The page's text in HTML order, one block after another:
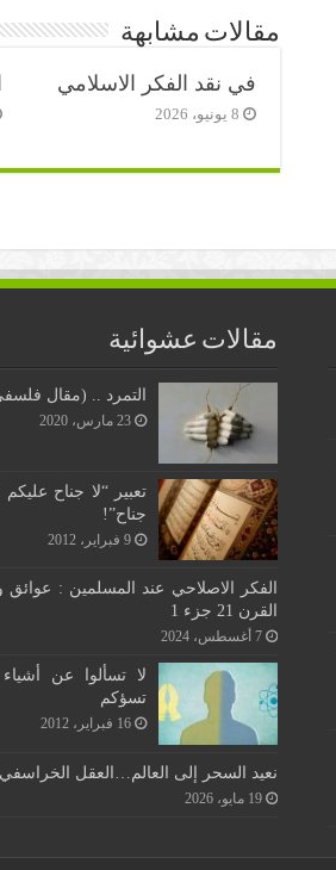
مقالات مشابهة
في نقد الفكر الاسلامي
8 يونيو، 2026
مقالات عشوائية
التمرد .. (مقال
23 مارس، 2020
تعبير “لا جناح
جناح”!
9 فبراير، 2012
الفكر الاصلاحي عند المسلمين :
القرن 21 جزء 1
7 أغسطس، 2024
لا تسألوا عن
تسؤكم
16 فبراير، 2012
نعيد السحر إلى العالم…العقل الخراسفي
19 مايو، 2026